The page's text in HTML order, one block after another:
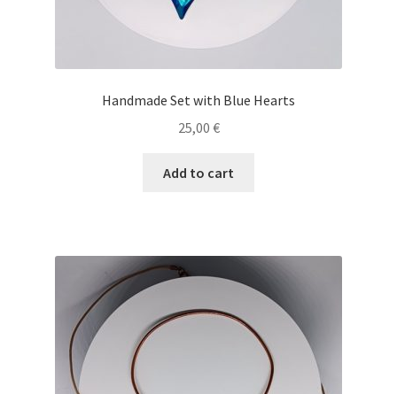
Handmade Set with Blue Hearts
25,00 €
Add to cart